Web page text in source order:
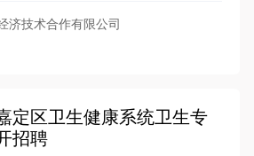
济技术合作有限公司
定区卫生健康系统卫生专
招聘